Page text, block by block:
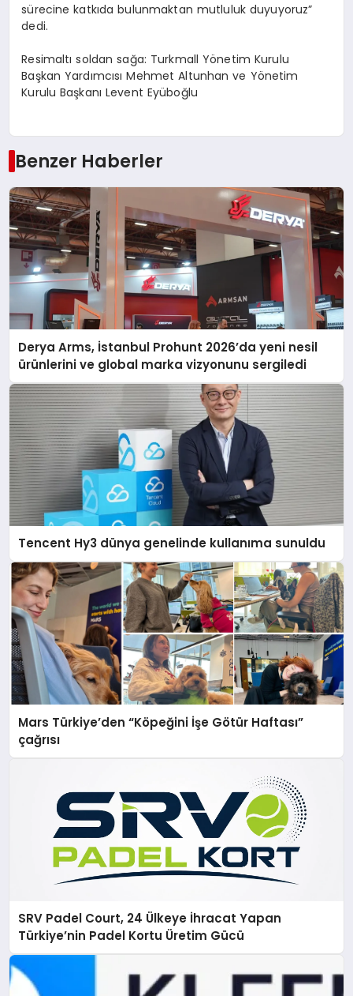
sürecine katkıda bulunmaktan mutluluk duyuyoruz”
dedi.
Resimaltı soldan sağa: Turkmall Yönetim Kurulu
Başkan Yardımcısı Mehmet Altunhan ve Yönetim
Kurulu Başkanı Levent Eyüboğlu
Benzer Haberler
Derya Arms, İstanbul Prohunt 2026’da yeni nesil
ürünlerini ve global marka vizyonunu sergiledi
Tencent Hy3 dünya genelinde kullanıma sunuldu
Mars Türkiye’den “Köpeğini İşe Götür Haftası”
çağrısı
SRV Padel Court, 24 Ülkeye İhracat Yapan
Türkiye’nin Padel Kortu Üretim Gücü